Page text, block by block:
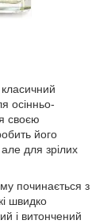
осінньо-
своєю
його
для зрілих
починається з
швидко
і витончений